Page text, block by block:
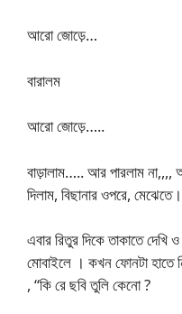
আরো জোড়ে…
বারালম
আরো জোড়ে…..
বাড়ালাম….. আর পারলাম
দিলাম, বিছানার ওপরে, মেঝেতে।
এবার রিতুর দিকে তাকাতে
মোবাইলে । কখন ফোনটা হাতে
, “কি রে ছবি তুলি কেনো ?